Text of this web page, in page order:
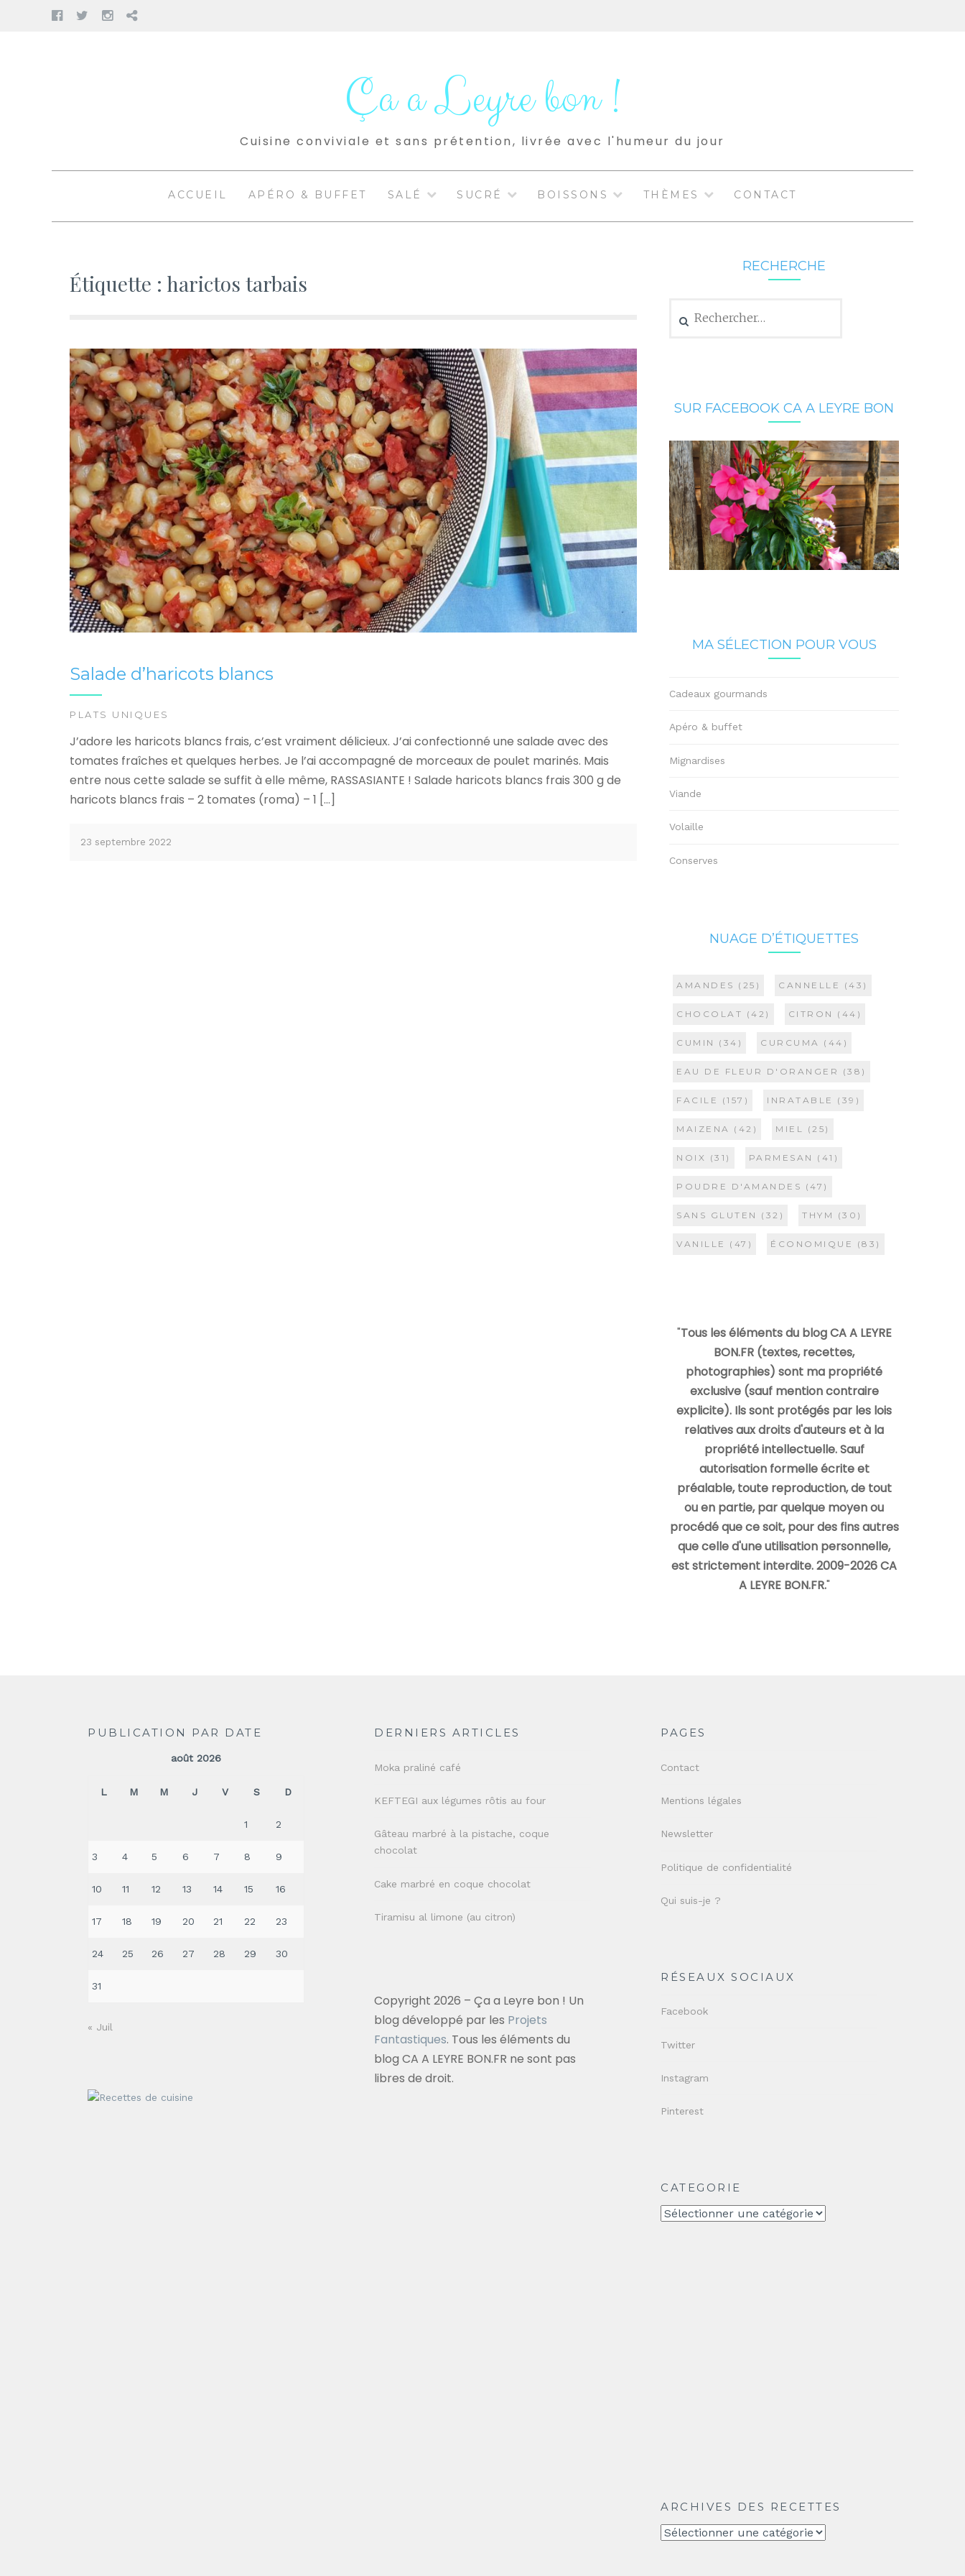
FacebookTwitter
Instagram
Pinterest
Ça a Leyre bon !
Cuisine conviviale et sans prétention, livrée avec l'humeur du jour
ACCUEIL APÉRO & BUFFET SALÉ SUCRÉ BOISSONS THÈMES CONTACT
Étiquette : harictos tarbais
Salade d’haricots blancs
PLATS UNIQUES
J’adore les haricots blancs frais, c’est vraiment délicieux. J’ai confectionné une salade avec des
tomates fraîches et quelques herbes. Je l’ai accompagné de morceaux de poulet marinés. Mais
entre nous cette salade se suffit à elle même, RASSASIANTE ! Salade haricots blancs frais 300 g de
haricots blancs frais – 2 tomates (roma) – 1 […]
23 septembre 2022
RECHERCHE
SUR FACEBOOK CA A LEYRE BON
MA SÉLECTION POUR VOUS
Cadeaux gourmands
Apéro & buffet
Mignardises
Viande
Volaille
Conserves
NUAGE D’ÉTIQUETTES
AMANDES (25) CANNELLE (43)
CHOCOLAT (42) CITRON (44)
CUMIN (34) CURCUMA (44)
EAU DE FLEUR D'ORANGER (38)
FACILE (157) INRATABLE (39)
MAIZENA (42) MIEL (25)
NOIX (31) PARMESAN (41)
POUDRE D'AMANDES (47)
SANS GLUTEN (32) THYM (30)
VANILLE (47) ÉCONOMIQUE (83)
"Tous les éléments du blog CA A LEYRE
BON.FR (textes, recettes,
photographies) sont ma propriété
exclusive (sauf mention contraire
explicite). Ils sont protégés par les lois
relatives aux droits d'auteurs et à la
propriété intellectuelle. Sauf
autorisation formelle écrite et
préalable, toute reproduction, de tout
ou en partie, par quelque moyen ou
procédé que ce soit, pour des fins autres
que celle d'une utilisation personnelle,
est strictement interdite. 2009-2026 CA
A LEYRE BON.FR."
PUBLICATION PAR DATE
août 2026
L M M J V S D
1 2
3 4 5 6 7 8 9
10 11 12 13 14 15 16
17 18 19 20 21 22 23
24 25 26 27 28 29 30
31
« Juil
DERNIERS ARTICLES
Moka praliné café
KEFTEGI aux légumes rôtis au four
Gâteau marbré à la pistache, coque
chocolat
Cake marbré en coque chocolat
Tiramisu al limone (au citron)
Copyright 2026 – Ça a Leyre bon ! Un
blog développé par les Projets
Fantastiques. Tous les éléments du
blog CA A LEYRE BON.FR ne sont pas
libres de droit.
PAGES
Contact
Mentions légales
Newsletter
Politique de confidentialité
Qui suis-je ?
RÉSEAUX SOCIAUX
Facebook
Twitter
Instagram
Pinterest
CATEGORIE
CATEGORIE
ARCHIVES DES RECETTES
Archives